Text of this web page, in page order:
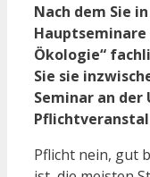
Nach dem Sie
Hauptseminare
Ökologie“
Sie sie
Seminar an der
Pflicht nein, gut